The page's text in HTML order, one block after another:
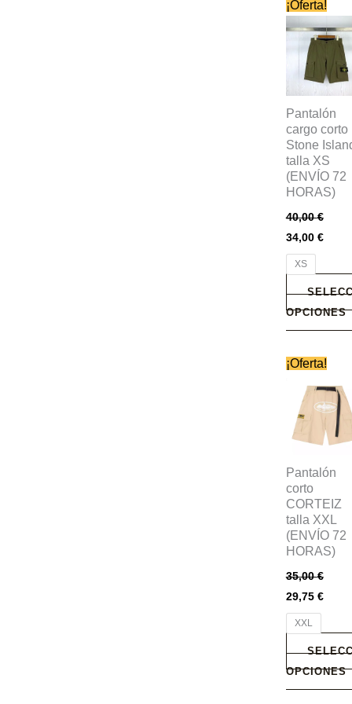
¡Oferta!
Pantalón
cargo corto
Stone
talla XS
(ENVÍO 72
HORAS)
40,00€
34,00 €
XS
OPCIONES
Este
producto
tiene
múltiples
variantes.
Las
opciones
se
pueden
elegir
de
producto
¡Oferta!
Pantalón
corto
CORTEIZ
talla XXL
(ENVÍO 72
HORAS)
35,00€
29,75 €
XXL
OPCIONES
Este
producto
tiene
múltiples
variantes.
Las
opciones
se
pueden
elegir
de
producto